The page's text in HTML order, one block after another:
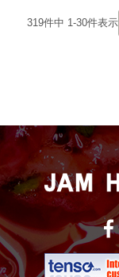
319件中 1 -30件表示